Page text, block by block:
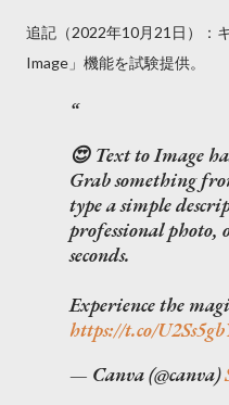
追記（2022年10月21日）：
Image」機能を試験提供。
😍 Text to Image
Grab something
type a simple
professional photo,
seconds.
Experience the
https://t.co/
— Canva (@canva)